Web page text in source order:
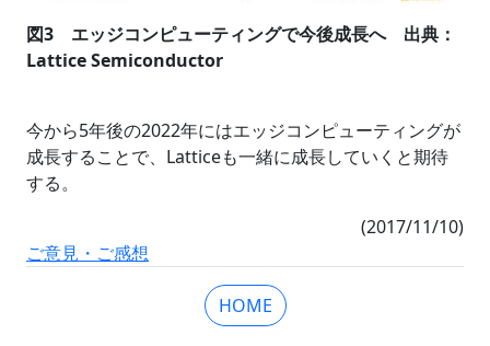
図3 エッジコンピューティングで今後成長へ 出典：
Lattice Semiconductor
今から5年後の2022年にはエッジコンピューティングが
成長することで、Latticeも一緒に成長していくと期待
する。
(2017/11/10)
ご意見・ご感想
HOME